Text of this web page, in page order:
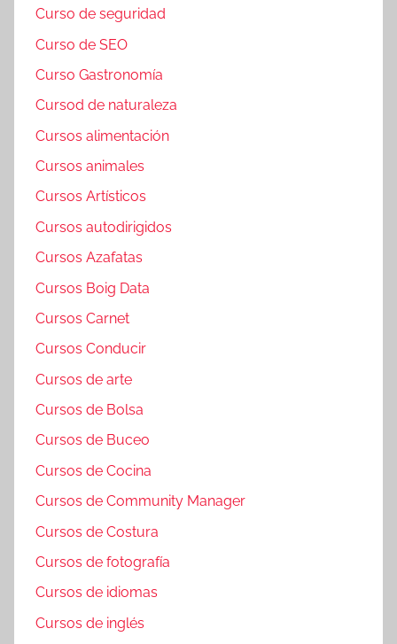
Curso de seguridad
Curso de SEO
Curso Gastronomía
Cursod de naturaleza
Cursos alimentación
Cursos animales
Cursos Artísticos
Cursos autodirigidos
Cursos Azafatas
Cursos Boig Data
Cursos Carnet
Cursos Conducir
Cursos de arte
Cursos de Bolsa
Cursos de Buceo
Cursos de Cocina
Cursos de Community Manager
Cursos de Costura
Cursos de fotografía
Cursos de idiomas
Cursos de inglés